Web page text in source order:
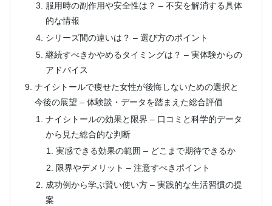
服用時の副作用や安全性は？ – 不安を解消する具体
的な情報
シリーズ間の違いは？ – 選び方のポイント
継続すべきかやめるタイミングは？ – 実体験からの
アドバイス
ナイシトールで痩せた女性が後悔しないための選択と
今後の展望 – 体験談・データを踏まえた総合評価
ナイシトールの効果と限界 – 口コミと科学的データ
から見た総合的な判断
実感できる効果の範囲 – どこまで期待できるか
限界やデメリット – 注意すべきポイント
成功例から学ぶ賢い使い方 – 実践的な生活習慣の提
案